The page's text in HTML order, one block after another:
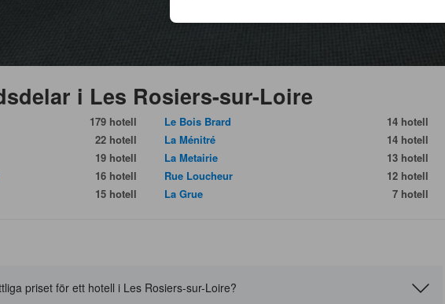
i Les Rosiers-sur-Loire
179 hotell
22 hotell
19 hotell
16 hotell
15 hotell
Le Bois Brard
14 hotell
La Ménitré
14 hotell
La Metairie
13 hotell
Rue Loucheur
12 hotell
La Grue
7 hotell
priset för ett hotell i Les Rosiers-sur-Loire?